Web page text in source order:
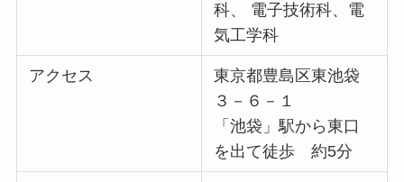
科、 電子技術科、電
気工学科
アクセス
東京都豊島区東池袋
３－６－１
「池袋」駅から東口
を出て徒歩 約5分